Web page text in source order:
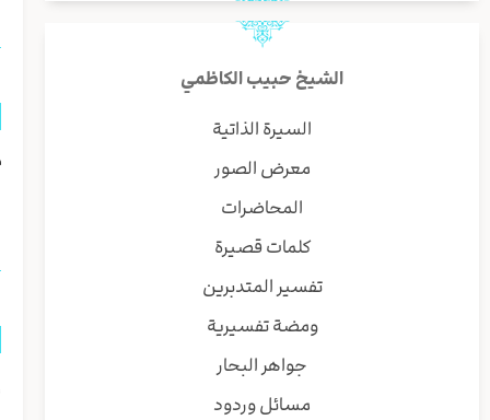
الشيخ حبيب الكاظمي
السيرة الذاتية
معرض الصور
المحاضرات
كلمات قصيرة
تفسير المتدبرين
ومضة تفسيرية
جواهر البحار
مسائل وردود